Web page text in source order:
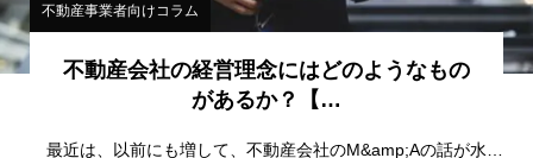
不動産事業者向けコラム
不動産会社の経営理念にはどのようなもの
があるか？【…